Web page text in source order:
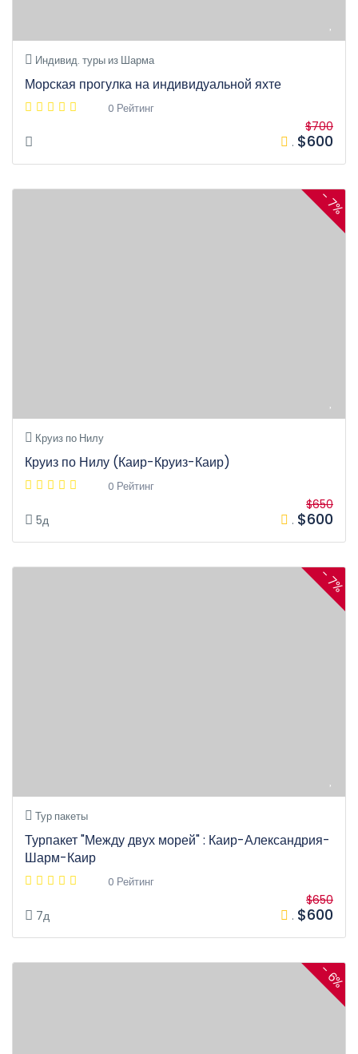
Индивид. туры из Шарма
Морская прогулка на индивидуальной яхте
0 Рейтинг
.
$700
$600
- 7%
Круиз по Нилу
Круиз по Нилу (Каир-Круиз-Каир)
0 Рейтинг
5д .
$650
$600
- 7%
Тур пакеты
Турпакет "Между двух морей" : Каир-Александрия-
Шарм-Каир
0 Рейтинг
7д .
$650
$600
- 6%